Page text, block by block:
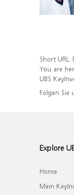
Short URL:
You are
UBS
Folgen Sie
Explore
Home
Mein